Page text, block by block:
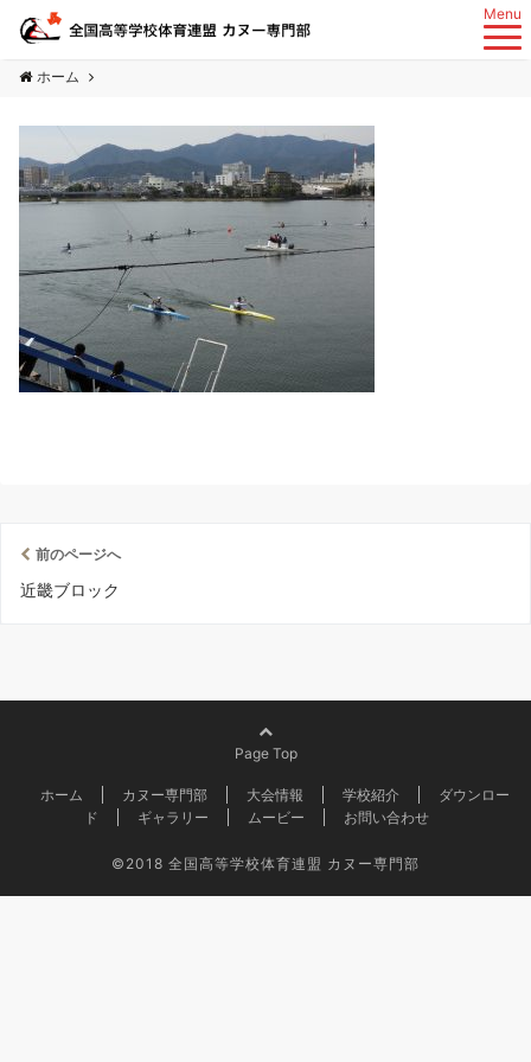
Menu
ホーム
前のページへ
近畿ブロック
Page Top
ホーム カヌー専門部 大会情報 学校紹介
ダウンロー
ド
ギャラリー ムービー お問い合わせ
©2018 全国高等学校体育連盟 カヌー専門部